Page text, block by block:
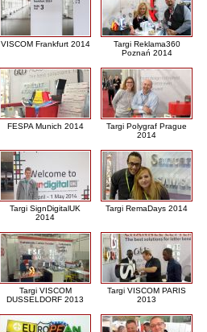
VISCOM Frankfurt 2014
Targi Reklama360
Poznań 2014
FESPA Munich 2014
Targi Polygraf Prague
2014
Targi SignDigitalUK
2014
Targi RemaDays 2014
Targi VISCOM
DUSSELDORF 2013
Targi VISCOM PARIS
2013